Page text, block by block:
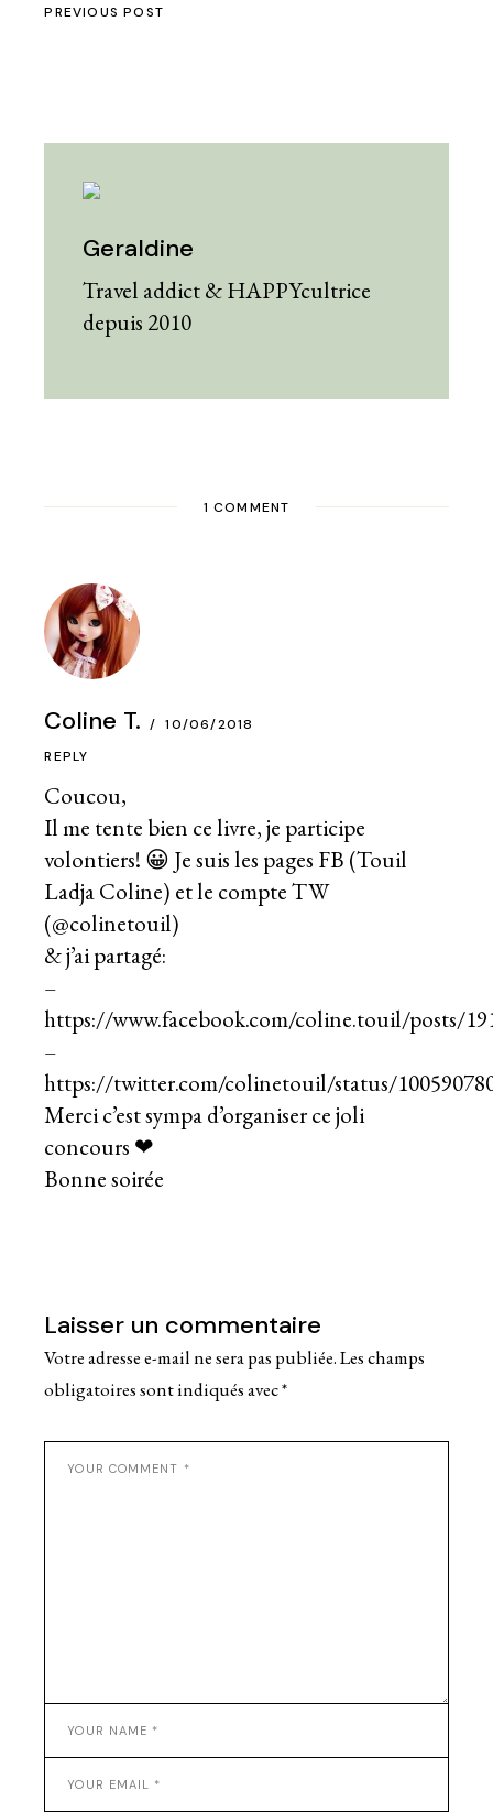
PREVIOUS POST
Geraldine
Travel addict & HAPPYcultrice
depuis 2010
1 COMMENT
Coline T. 10/06/2018
Coucou,
Il me tente bien ce livre, je participe
volontiers! 😀 Je suis les pages FB (Touil
Ladja Coline) et le compte TW
(@colinetouil)
& j’ai partagé:
–
https://www.facebook.com/coline.touil/posts/
–
https://twitter.com/colinetouil/status/
Merci c’est sympa d’organiser ce joli
concours ❤
Bonne soirée
REPLY
Laisser un commentaire
Votre adresse e-mail ne sera pas publiée.Les champs
obligatoires sont indiqués avec*